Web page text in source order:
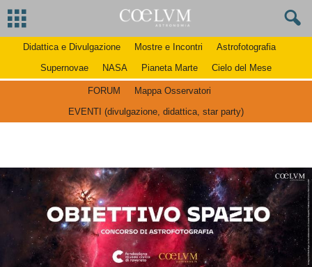
Didattica e Divulgazione Mostre e Incontri
Astrofotografia
Supernovae
NASA Pianeta Marte Cielo del Mese
FORUM
Mappa Osservatori
EVENTI (divulgazione, didattica, star party)